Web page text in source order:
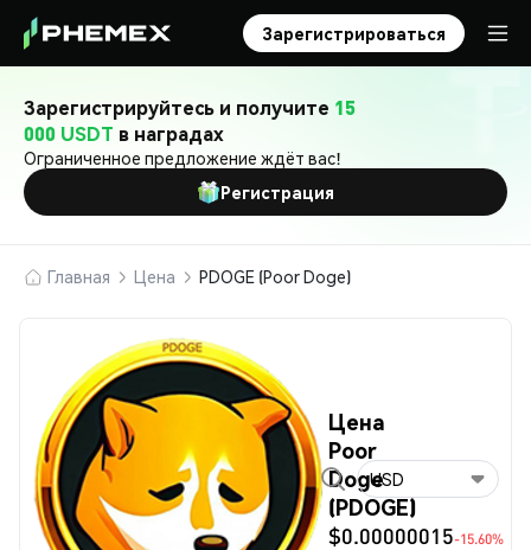
Зарегистрироваться
Зарегистрируйтесь и получите 15
000 USDT в наградах
Ограниченное предложение ждёт вас!
Регистрация
Главная Цена PDOGE (Poor Doge)
Цена
Poor
Doge
(PDOGE)
$0.00000015-15.60%
USD